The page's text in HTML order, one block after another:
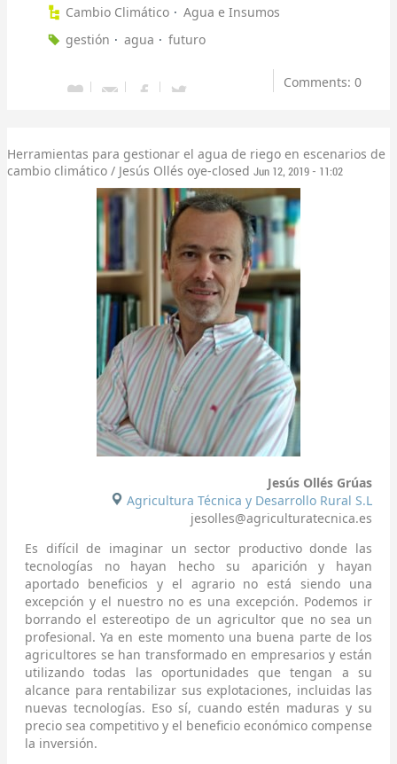
Cambio Climático
Agua e Insumos
gestión
agua futuro
Comments: 0
Herramientas para gestionar el agua de riego en escenarios de
cambio climático / Jesús Ollés oye-closed Jun 12, 2019 - 11:02
Jesús Ollés Grúas
Agricultura Técnica y Desarrollo Rural S.L
jesolles@agriculturatecnica.es
Es difícil de imaginar un sector productivo donde las
tecnologías no hayan hecho su aparición y hayan
aportado beneficios y el agrario no está siendo una
excepción y el nuestro no es una excepción. Podemos ir
borrando el estereotipo de un agricultor que no sea un
profesional. Ya en este momento una buena parte de los
agricultores se han transformado en empresarios y están
utilizando todas las oportunidades que tengan a su
alcance para rentabilizar sus explotaciones, incluidas las
nuevas tecnologías. Eso sí, cuando estén maduras y su
precio sea competitivo y el beneficio económico compense
la inversión.